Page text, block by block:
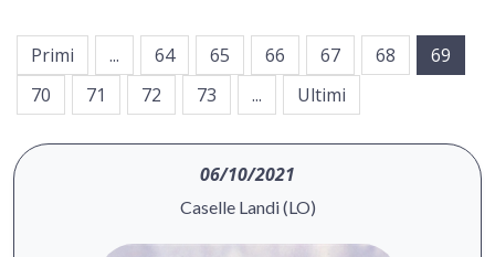
Primi ... 64 65 66 67 68
69
70
71 72 73 ... Ultimi
06/10/2021
Caselle Landi (LO)